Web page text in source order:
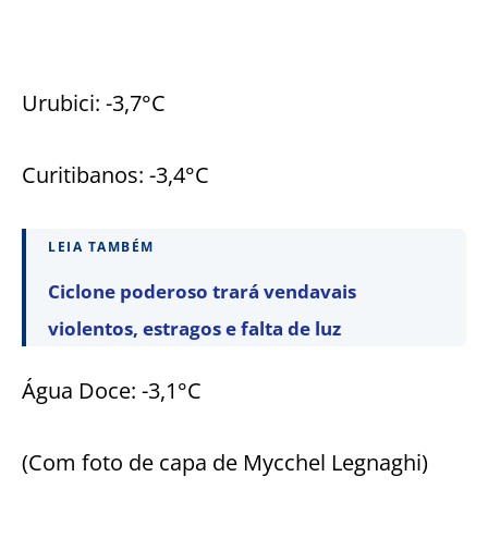
Urubici: -3,7°C
Curitibanos: -3,4°C
LEIA TAMBÉM
Ciclone poderoso trará vendavais
violentos, estragos e falta de luz
Água Doce: -3,1°C
(Com foto de capa de Mycchel Legnaghi)